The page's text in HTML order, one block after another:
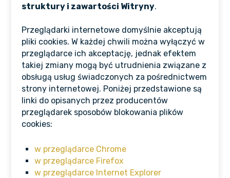
struktury i zawartości Witryny.
Przeglądarki internetowe domyślnie akceptują
pliki cookies. W każdej chwili można wyłączyć w
przeglądarce ich akceptację, jednak efektem
takiej zmiany mogą być utrudnienia związane z
obsługą usług świadczonych za pośrednictwem
strony internetowej. Poniżej przedstawione są
linki do opisanych przez producentów
przeglądarek sposobów blokowania plików
cookies:
w przeglądarce Chrome
w przeglądarce Firefox
w przeglądarce Internet Explorer